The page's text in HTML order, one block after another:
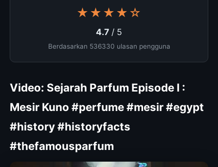
★★★★☆
4.7 / 5
Berdasarkan 536330 ulasan pengguna
Video: Sejarah Parfum Episode I :
Mesir Kuno #perfume #mesir #egypt
#history #historyfacts
#thefamousparfum